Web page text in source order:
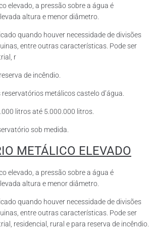
elevado, a pressão sobre a água é
altura e menor diâmetro.
quando houver necessidade de divisões
entre outras características. Pode ser
r
de incêndio.
metálicos castelo d’água.
litros até 5.000.000 litros.
sob medida.
METÁLICO ELEVADO
elevado, a pressão sobre a água é
altura e menor diâmetro.
quando houver necessidade de divisões
entre outras características. Pode ser
residencial, rural e para reserva de incêndio.